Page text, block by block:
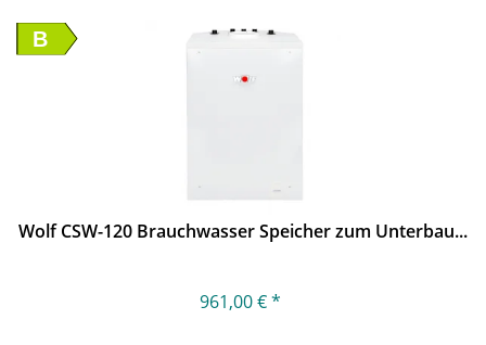
B
Wolf CSW-120 Brauchwasser Speicher zum Unterbau...
961,00 € *